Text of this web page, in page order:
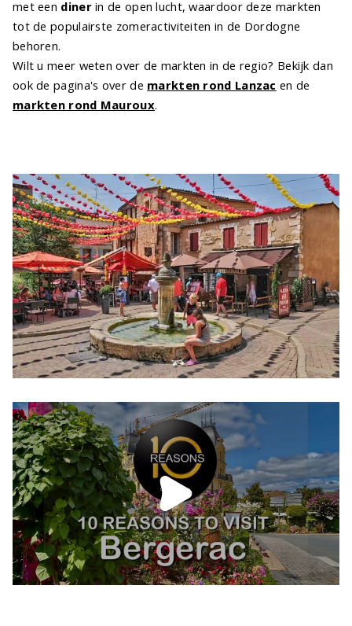
met een dinerin de open lucht, waardoor deze markten
tot de populairste zomeractiviteiten in de Dordogne
behoren.
Wilt u meer weten over de markten in de regio? Bekijk dan
ook de pagina's over de markten rond Lanzac en de
markten rond Mauroux.